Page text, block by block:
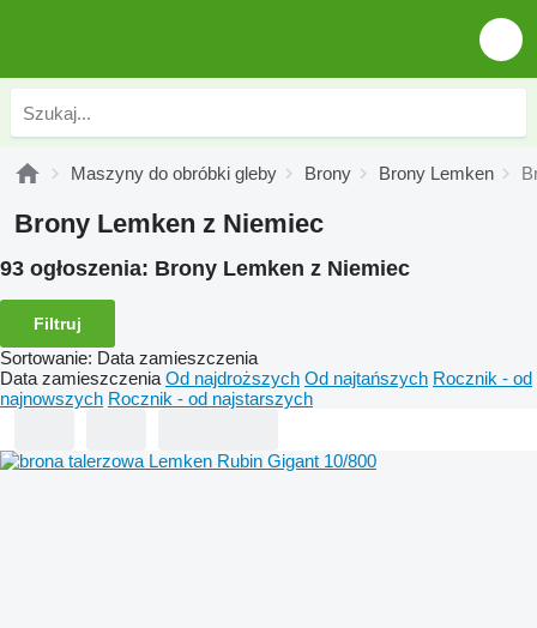
Maszyny do obróbki gleby Brony Brony Lemken
Brony Lemken z Niemiec
93 ogłoszenia: Brony Lemken z Niemiec
Filtruj
Sortowanie: Data zamieszczenia
Data zamieszczenia Od najdroższych Od najtańszych Rocznik - od
najnowszych Rocznik - od najstarszych